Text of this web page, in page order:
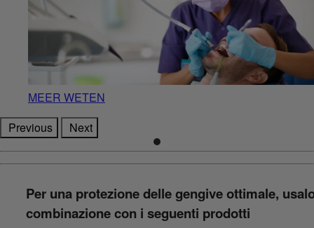
MEER WETEN
Previous
Next
Per una protezione delle gengive ottimale,
combinazione con i seguenti prodotti